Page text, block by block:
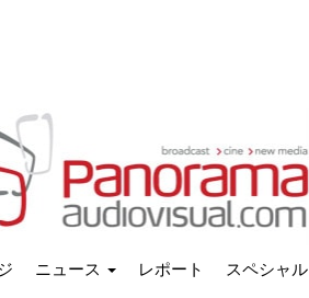
ニュース レポート スペシャル